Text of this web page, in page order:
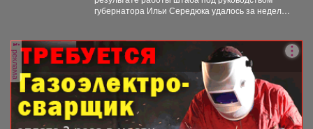
губернатора Ильи Середюка удалось за неделю
реклама